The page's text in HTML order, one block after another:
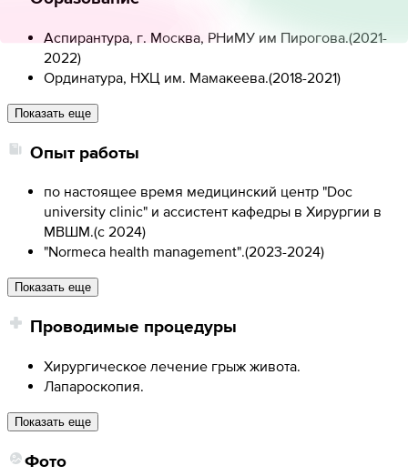
Аспирантура, г. Москва, РНиМУ им Пирогова.(2021-
2022)
Ординатура, НХЦ им. Мамакеева.(2018-2021)
Показать еще
Опыт работы
по настоящее время медицинский центр "Doc
university clinic" и ассистент кафедры в Хирургии в
МВШМ.(с 2024)
"Normeca health management".(2023-2024)
Показать еще
Проводимые процедуры
Хирургическое лечение грыж живота.
Лапароскопия.
Показать еще
Фото